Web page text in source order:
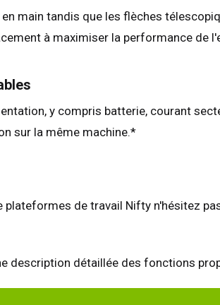
main tandis que les flèches
à maximiser la performance de
y compris batterie, courant
sur la même machine.*
plateformes de travail Nifty n'hésitez
description détaillée des fonctions